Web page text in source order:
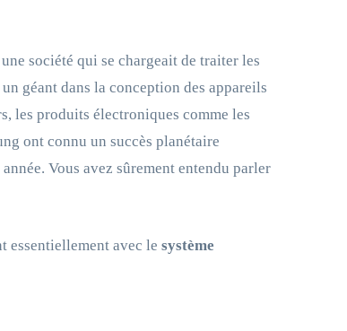
société qui se chargeait de traiter les
géant dans la conception des appareils
les produits électroniques comme les
ont connu un succès planétaire
Vous avez sûrement entendu parler
essentiellement avec le système